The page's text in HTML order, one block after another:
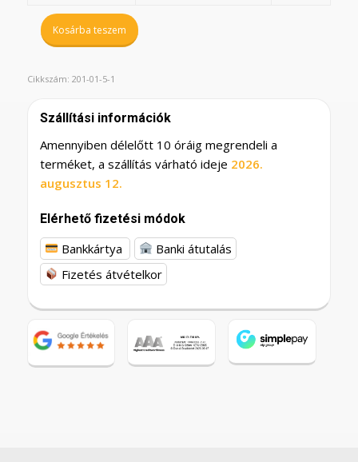
Kosárba teszem
Cikkszám: 201-01-5-1
Szállítási információk
Amennyiben délelőtt 10 óráig megrendeli a
terméket, a szállítás várható ideje 2026.
augusztus 12.
Elérhető fizetési módok
Bankkártya
Banki átutalás
Fizetés átvételkor